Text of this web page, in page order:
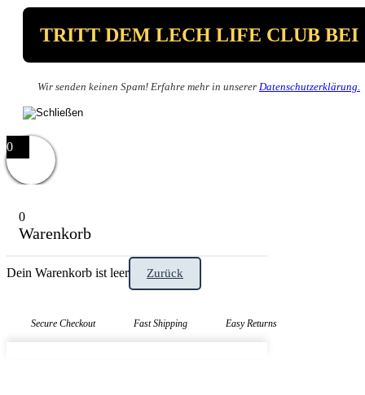
Wir senden keinen Spam! Erfahre mehr in unserer Datenschutzerklärung.
0
0
Warenkorb
Dein Warenkorb ist leer Zurück
Secure Checkout Fast Shipping Easy Returns